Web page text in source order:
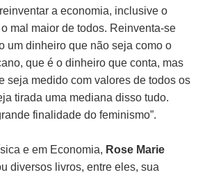
a economia, inclusive o
mal maior de todos. Reinventa-se
um dinheiro que não seja como o
que é o dinheiro que conta, mas
seja medido com valores de todos os
tirada uma mediana disso tudo.
finalidade do feminismo”.
e em Economia, Rose Marie
diversos livros, entre eles, sua